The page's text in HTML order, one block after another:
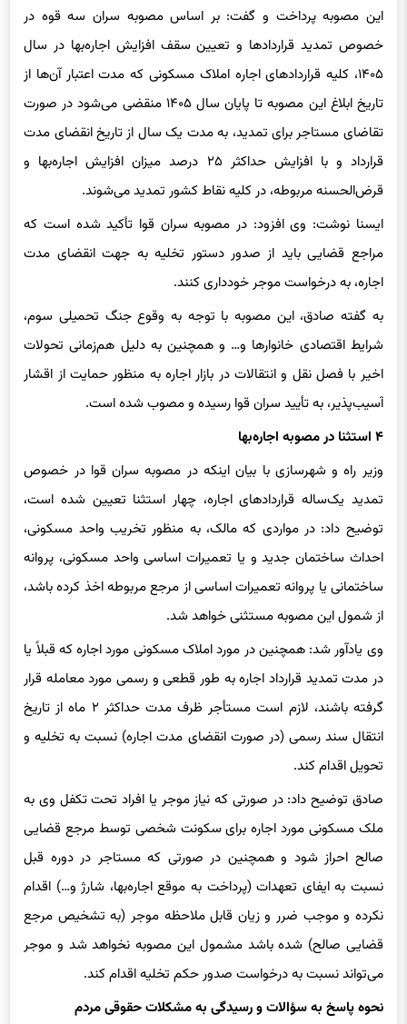
این مصوبه پرداخت و گفت: بر اساس مصوبه سران سه قوه در
خصوص تمدید قراردادها و تعیین سقف افزایش اجاره‌بها در سال
۱۴۰۵، کلیه قراردادهای اجاره املاک مسکونی که مدت اعتبار آن‌ها از
تاریخ ابلاغ این مصوبه تا پایان سال ۱۴۰۵ منقضی می‌شود در صورت
تقاضای مستاجر برای تمدید، به مدت یک سال از تاریخ انقضای مدت
قرارداد و با افزایش حداکثر ۲۵ درصد میزان افزایش اجاره‌بها و
قرض‌الحسنه مربوطه، در کلیه نقاط کشور تمدید می‌شوند.
ایسنا نوشت: وی افزود: در مصوبه سران قوا تأکید شده است که
مراجع قضایی باید از صدور دستور تخلیه به جهت انقضای مدت
اجاره، به درخواست موجر خودداری کنند.
به گفته صادق، این مصوبه با توجه به وقوع جنگ تحمیلی سوم،
شرایط اقتصادی خانوارها و… و همچنین به دلیل هم‌زمانی تحولات
اخیر با فصل نقل و انتقالات در بازار اجاره به منظور حمایت از اقشار
آسیب‌پذیر، به تأیید سران قوا رسیده و مصوب شده است.
۴ استثنا در مصوبه اجاره‌بها
وزیر راه و شهرسازی با بیان اینکه در مصوبه سران قوا در خصوص
تمدید یک‌ساله قراردادهای اجاره، چهار استثنا تعیین شده است،
توضیح داد: در مواردی که مالک، به منظور تخریب واحد مسکونی،
احداث ساختمان جدید و یا تعمیرات اساسی واحد مسکونی، پروانه
ساختمانی یا پروانه تعمیرات اساسی از مرجع مربوطه اخذ کرده باشد،
از شمول این مصوبه مستثنی خواهد شد.
وی یادآور شد: همچنین در مورد املاک مسکونی مورد اجاره که قبلاً یا
در مدت تمدید قرارداد اجاره به طور قطعی و رسمی مورد معامله قرار
گرفته باشند، لازم است مستأجر ظرف مدت حداکثر ۲ ماه از تاریخ
انتقال سند رسمی (در صورت انقضای مدت اجاره) نسبت به تخلیه و
تحویل اقدام کند.
صادق توضیح داد: در صورتی که نیاز موجر یا افراد تحت تکفل وی به
ملک مسکونی مورد اجاره برای سکونت شخصی توسط مرجع قضایی
صالح احراز شود و همچنین در صورتی که مستاجر در دوره قبل
نسبت به ایفای تعهدات (پرداخت به موقع اجاره‌بها، شارژ و…) اقدام
نکرده و موجب ضرر و زیان قابل ملاحظه موجر (به تشخیص مرجع
قضایی صالح) شده باشد مشمول این مصوبه نخواهد شد و موجر
می‌تواند نسبت به درخواست صدور حکم تخلیه اقدام کند.
نحوه پاسخ به سؤالات و رسیدگی به مشکلات حقوقی مردم